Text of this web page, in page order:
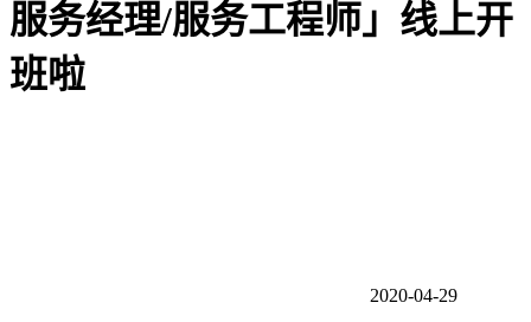
服务经理/服务工程师」线上开
班啦
2020-04-29